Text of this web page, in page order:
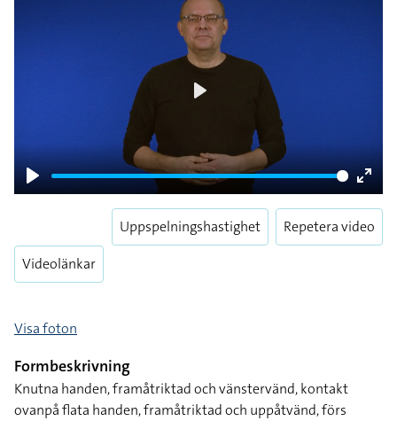
Play
Enter
Videolänkar
Uppspelningshastighet Repetera video
Visa foton
Formbeskrivning
Knutna handen, framåtriktad och vänstervänd, kontakt
ovanpå flata handen, framåtriktad och uppåtvänd, förs